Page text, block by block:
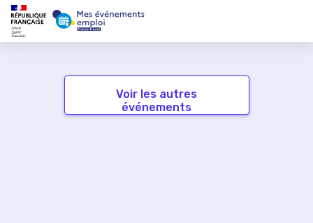
Voir les autres
événements